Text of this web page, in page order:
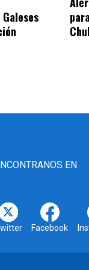
EN
Facebook